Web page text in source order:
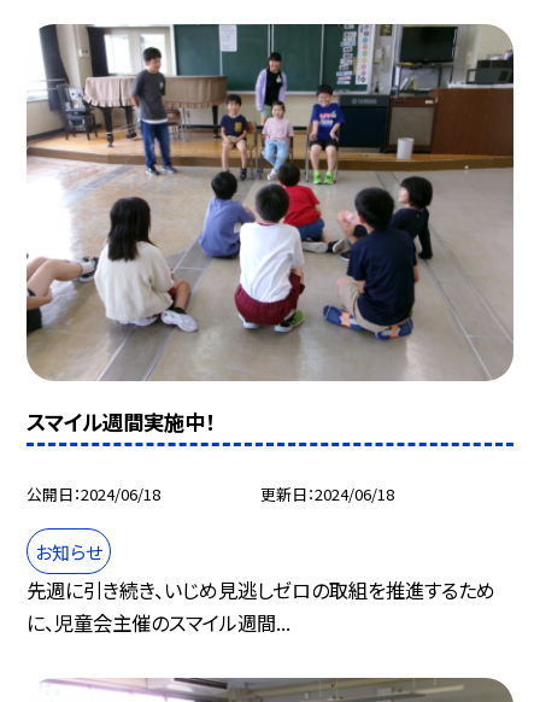
スマイル週間実施中！
公開日 2024/06/18 更新日 2024/06/18
お知らせ
先週に引き続き、いじめ見逃しゼロの取組を推進するため
に、児童会主催のスマイル週間...